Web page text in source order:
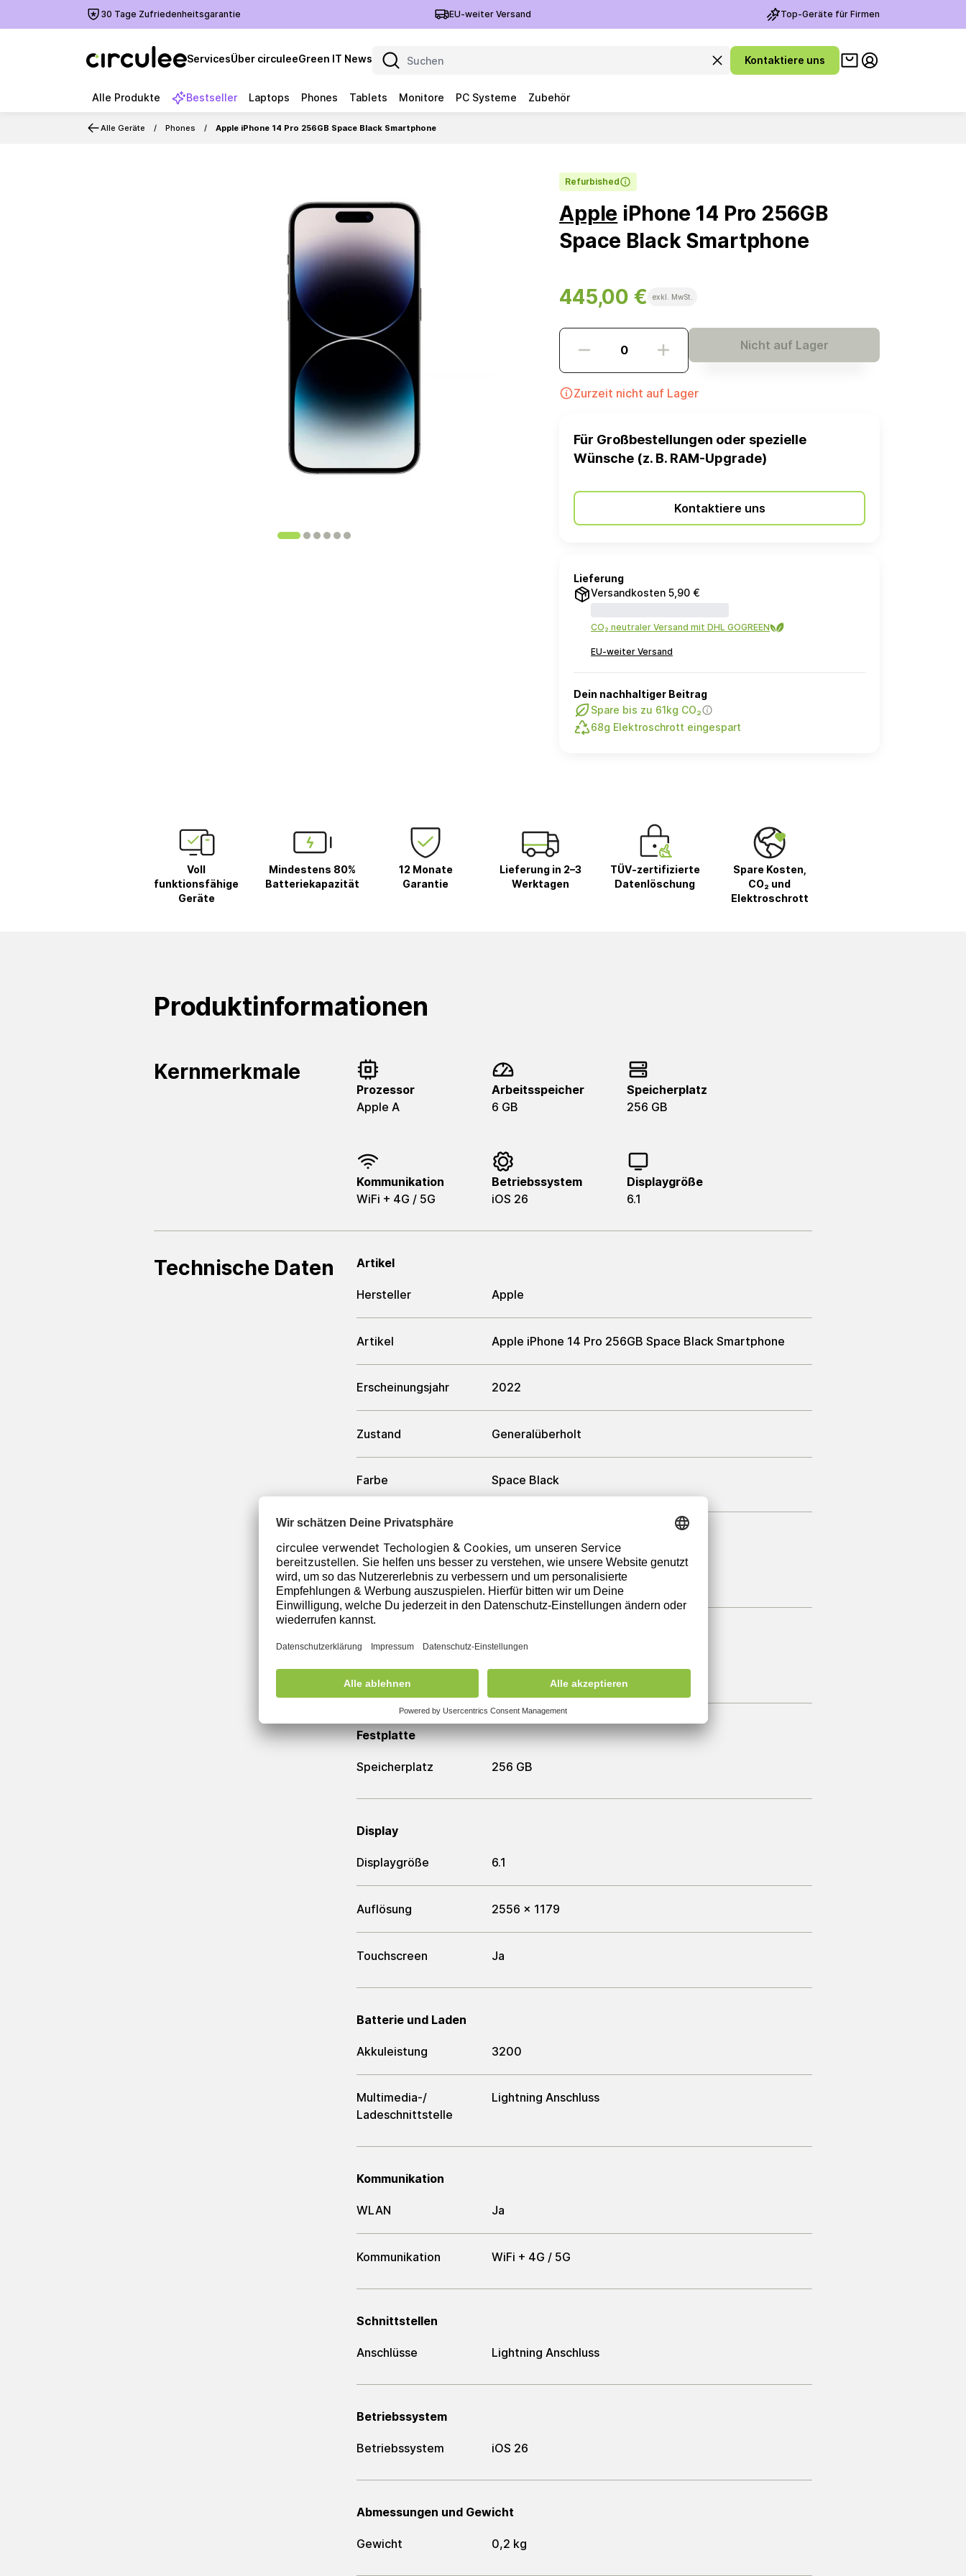
30 Tage Zufriedenheitsgarantie EU-weiter Versand Top-Geräte für Firmen
ServicesÜber circuleeGreen IT News Suchanfrage leeren
Kontaktiere uns
Warenkorb ansehen
Alle Produkte Bestseller Laptops Phones Tablets Monitore PC Systeme Zubehör
Alle Geräte Phones Apple iPhone 14 Pro 256GB Space Black Smartphone
Refurbished
Apple iPhone 14 Pro 256GB
Space Black Smartphone
445,00 € exkl. MwSt.
Nicht auf Lager
Zurzeit nicht auf Lager
Für Großbestellungen oder spezielle
Wünsche (z. B. RAM-Upgrade)
Kontaktiere uns
Lieferung
Versandkosten 5,90 €
CO₂ neutraler Versand mit DHL GOGREEN
EU-weiter Versand
Dein nachhaltiger Beitrag
Spare bis zu 61kg CO₂
68g Elektroschrott eingespart
Voll
funktionsfähige
Geräte
Mindestens 80%
Batteriekapazität
12 Monate
Garantie
Lieferung in 2–3
Werktagen
TÜV-zertifizierte
Datenlöschung
Spare Kosten,
CO₂ und
Elektroschrott
Produktinformationen
Kernmerkmale
Prozessor
Apple A
Arbeitsspeicher
6 GB
Speicherplatz
256 GB
Kommunikation
WiFi + 4G / 5G
Betriebssystem
iOS 26
Displaygröße
6.1
Technische Daten Artikel
Hersteller Apple
Artikel Apple iPhone 14 Pro 256GB Space Black Smartphone
Erscheinungsjahr 2022
Zustand Generalüberholt
Farbe Space Black
Prozessor
Prozessor Apple A
Arbeitsspeicher
Arbeitsspeicher 6 GB
Festplatte
Speicherplatz 256 GB
Display
Displaygröße 6.1
Auflösung 2556 x 1179
Touchscreen Ja
Batterie und Laden
Akkuleistung 3200
Multimedia-/​
Ladeschnittstelle
Lightning Anschluss
Kommunikation
WLAN Ja
Kommunikation WiFi + 4G / 5G
Schnittstellen
Anschlüsse Lightning Anschluss
Betriebssystem
Betriebssystem iOS 26
Abmessungen und Gewicht
Gewicht 0,2 kg